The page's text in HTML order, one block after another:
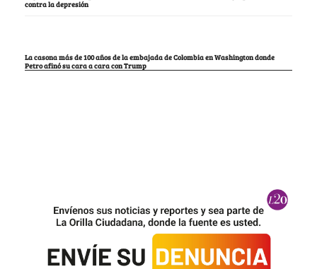
contra la depresión
La casona más de 100 años de la embajada de Colombia en Washington donde
Petro afinó su cara a cara con Trump